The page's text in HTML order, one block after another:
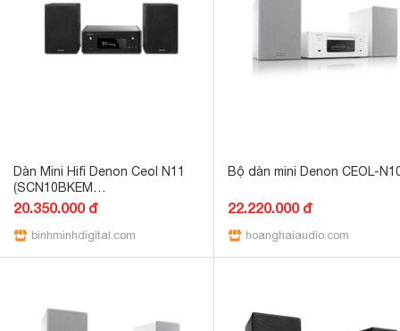
Dàn Mini Hifi Denon Ceol N11
(SCN10BKEM
+CD,RCDN11DABBKE2)
20.350.000 đ
binhminhdigital.com
Bộ dàn mini Denon CEOL-
22.220.000 đ
hoanghaiaudio.com